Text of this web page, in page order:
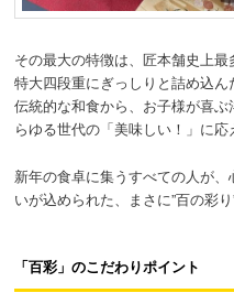
その最大の特徴は、匠本舗史上
特大四段重にぎっしりと詰め込ん
伝統的な和食から、お子様が喜
らゆる世代の「美味しい！」に応
新年の食卓に集うすべての人が
いが込められた、まさに”百の彩
「百彩」のこだわりポイント